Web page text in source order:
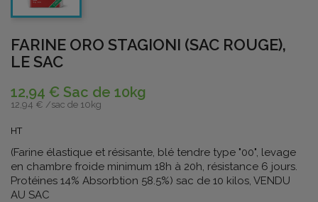
FARINE ORO STAGIONI (SAC ROUGE),
LE SAC
12,94 € Sac de 10kg
12,94 € /sac de 10kg
HT
(Farine élastique et résisante, blé tendre type "00", levage
en chambre froide minimum 18h à 20h, résistance 6 jours.
Protéines 14% Absorbtion 58.5%) sac de 10 kilos, VENDU
AU SAC